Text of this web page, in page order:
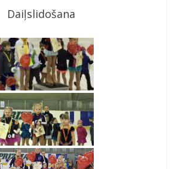
Daiļslidošana